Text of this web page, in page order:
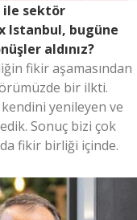
ile sektör
Istanbul, bugüne
aldınız?
fikir aşamasından
bir ilkti.
kendini yenileyen ve
Sonuç bizi çok
fikir birliği içinde.